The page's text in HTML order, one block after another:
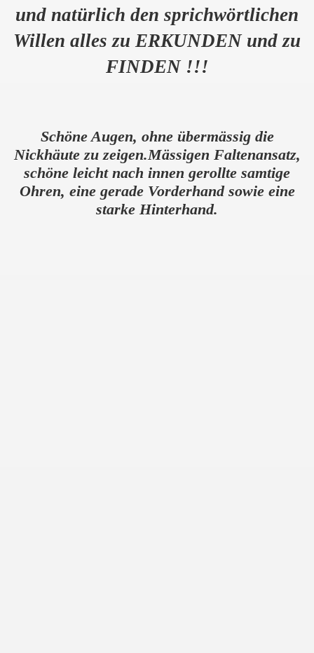
und natürlich den sprichwörtlichen
Willen alles zu ERKUNDEN und zu
FINDEN !!!
Schöne Augen, ohne übermässig die
Nickhäute zu zeigen.Mässigen Faltenansatz,
schöne leicht nach innen gerollte samtige
Ohren, eine gerade Vorderhand sowie eine
starke Hinterhand.